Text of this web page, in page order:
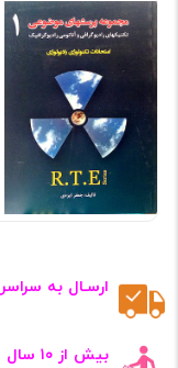
ارسـال به سراسر
بیش از ۱۰ سال سابقه فروش کتاب‌ های تخصصی پزشکی